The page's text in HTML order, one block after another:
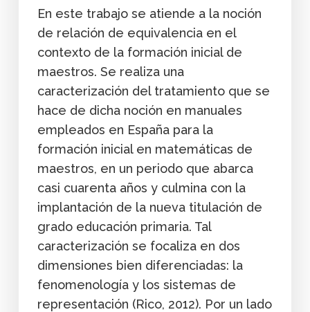
En este trabajo se atiende a la noción
de relación de equivalencia en el
contexto de la formación inicial de
maestros. Se realiza una
caracterización del tratamiento que se
hace de dicha noción en manuales
empleados en España para la
formación inicial en matemáticas de
maestros, en un periodo que abarca
casi cuarenta años y culmina con la
implantación de la nueva titulación de
grado educación primaria. Tal
caracterización se focaliza en dos
dimensiones bien diferenciadas: la
fenomenología y los sistemas de
representación (Rico, 2012). Por un lado